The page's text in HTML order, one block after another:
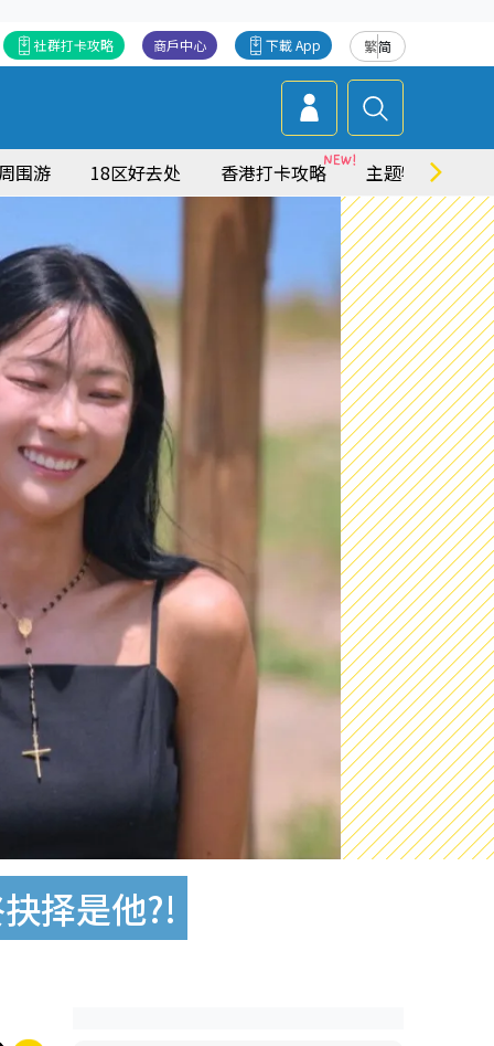
繁简
下載 App
商戶中心
社群打卡攻略
周围游 18区好去处 香港打卡攻略 主题特集
择是他?!